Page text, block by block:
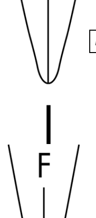
Regalos
Holiday Special
Ideas para regalos
Sets de regalo
LAMY pico Lx
Grabado
LAMY Community
Escritura creativa
Escritura creativa
Escritura creativa
LAMY Stories
LAMY dialog urushi